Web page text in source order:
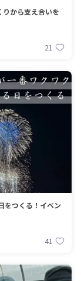
から支え合いを
21
をつくる！イベン
41